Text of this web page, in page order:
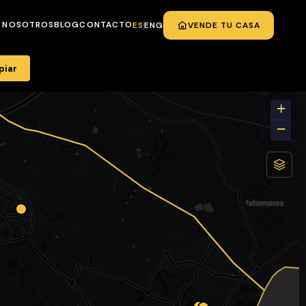
NOSOTROSBLOGCONTACTOES ENG VENDE TU CASA
Vera y Mojácar
+
−